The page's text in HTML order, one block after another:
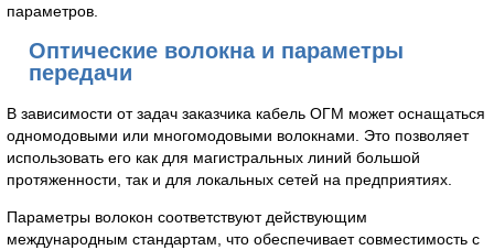
параметров.
Оптические волокна и параметры
передачи
В зависимости от задач заказчика кабель ОГМ может оснащаться
одномодовыми или многомодовыми волокнами. Это позволяет
использовать его как для магистральных линий большой
протяженности, так и для локальных сетей на предприятиях.
Параметры волокон соответствуют действующим
международным стандартам, что обеспечивает совместимость с